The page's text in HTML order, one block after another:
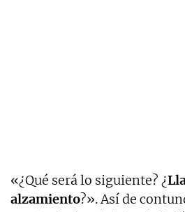
«¿Qué será lo siguiente? ¿
alzamiento?». Así de